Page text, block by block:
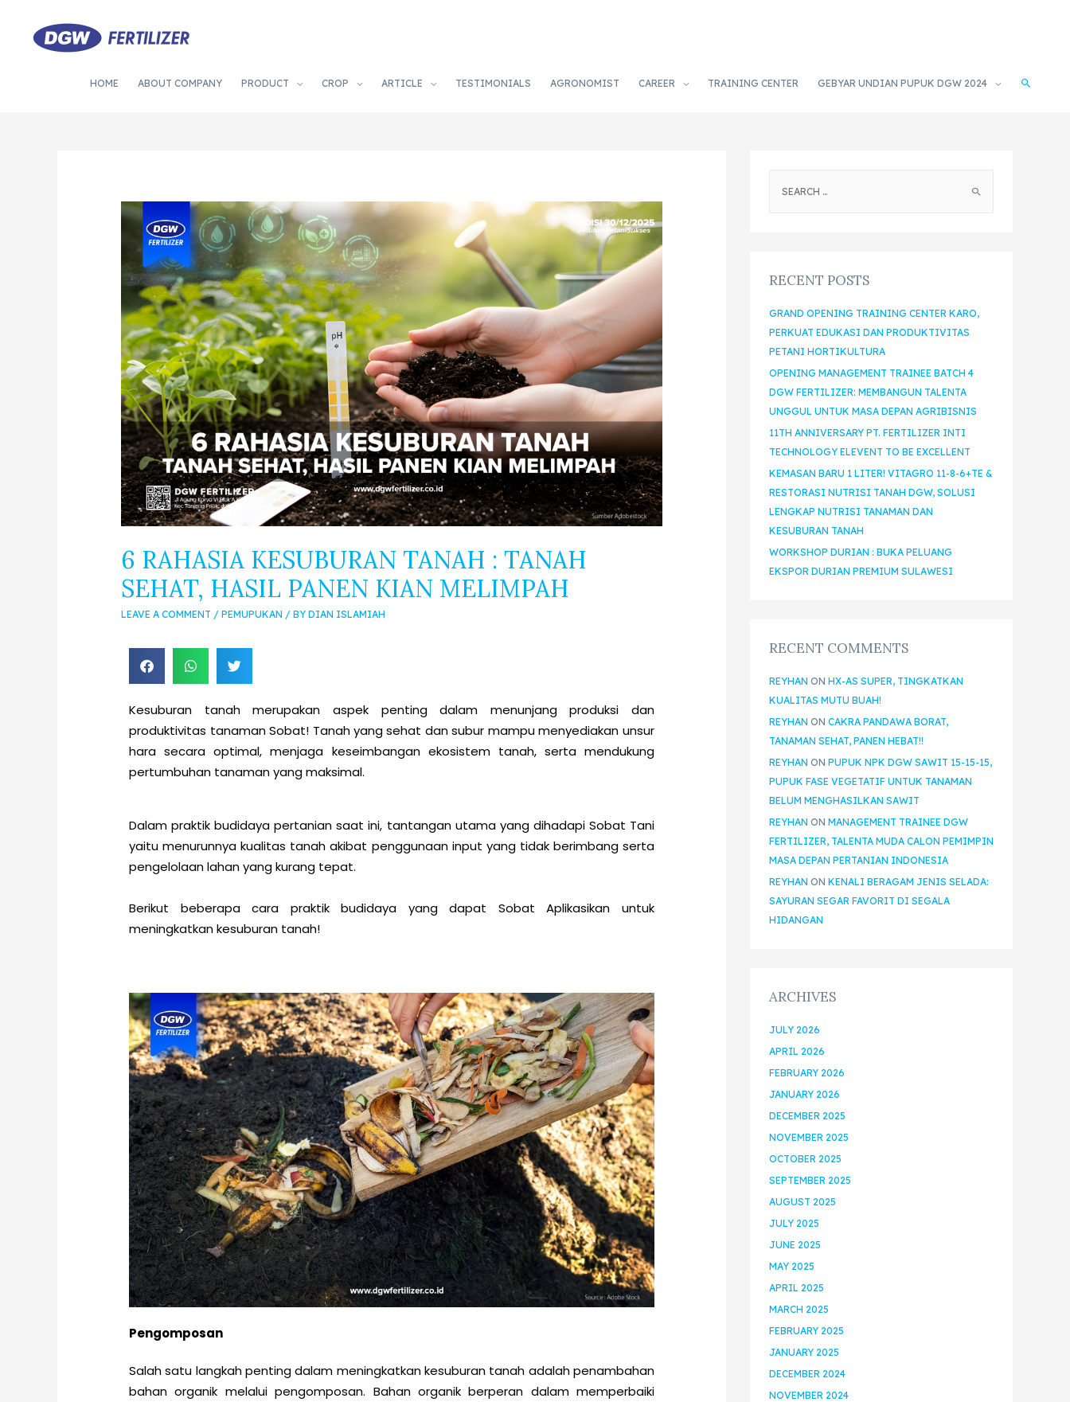
HOME ABOUT COMPANY PRODUCT CROP ARTICLE TESTIMONIALS AGRONOMIST CAREER TRAINING CENTER GEBYAR UNDIAN PUPUK DGW 2024
6 RAHASIA KESUBURAN TANAH : TANAH
SEHAT, HASIL PANEN KIAN MELIMPAH
LEAVE A COMMENT /PEMUPUKAN / BYDIAN ISLAMIAH
Kesuburan tanah merupakan aspek penting dalam menunjang produksi dan
produktivitas tanaman Sobat! Tanah yang sehat dan subur mampu menyediakan unsur
hara secara optimal, menjaga keseimbangan ekosistem tanah, serta mendukung
pertumbuhan tanaman yang maksimal.
Dalam praktik budidaya pertanian saat ini, tantangan utama yang dihadapi Sobat Tani
yaitu menurunnya kualitas tanah akibat penggunaan input yang tidak berimbang serta
pengelolaan lahan yang kurang tepat.
Berikut beberapa cara praktik budidaya yang dapat Sobat Aplikasikan untuk
meningkatkan kesuburan tanah!
Pengomposan
Salah satu langkah penting dalam meningkatkan kesuburan tanah adalah penambahan
bahan organik melalui pengomposan. Bahan organik berperan dalam memperbaiki
RECENT POSTS
GRAND OPENING TRAINING CENTER KARO,
PERKUAT EDUKASI DAN PRODUKTIVITAS
PETANI HORTIKULTURA
OPENING MANAGEMENT TRAINEE BATCH 4
DGW FERTILIZER: MEMBANGUN TALENTA
UNGGUL UNTUK MASA DEPAN AGRIBISNIS
11TH ANNIVERSARY PT. FERTILIZER INTI
TECHNOLOGY ELEVENT TO BE EXCELLENT
KEMASAN BARU 1 LITER! VITAGRO 11-8-6+TE &
RESTORASI NUTRISI TANAH DGW, SOLUSI
LENGKAP NUTRISI TANAMAN DAN
KESUBURAN TANAH
WORKSHOP DURIAN : BUKA PELUANG
EKSPOR DURIAN PREMIUM SULAWESI
RECENT COMMENTS
REYHAN ON HX-AS SUPER, TINGKATKAN
KUALITAS MUTU BUAH!
REYHAN ON CAKRA PANDAWA BORAT,
TANAMAN SEHAT, PANEN HEBAT!!
REYHAN ON PUPUK NPK DGW SAWIT 15-15-15,
PUPUK FASE VEGETATIF UNTUK TANAMAN
BELUM MENGHASILKAN SAWIT
REYHAN ON MANAGEMENT TRAINEE DGW
FERTILIZER, TALENTA MUDA CALON PEMIMPIN
MASA DEPAN PERTANIAN INDONESIA
REYHAN ON KENALI BERAGAM JENIS SELADA:
SAYURAN SEGAR FAVORIT DI SEGALA
HIDANGAN
ARCHIVES
JULY 2026
APRIL 2026
FEBRUARY 2026
JANUARY 2026
DECEMBER 2025
NOVEMBER 2025
OCTOBER 2025
SEPTEMBER 2025
AUGUST 2025
JULY 2025
JUNE 2025
MAY 2025
APRIL 2025
MARCH 2025
FEBRUARY 2025
JANUARY 2025
DECEMBER 2024
NOVEMBER 2024